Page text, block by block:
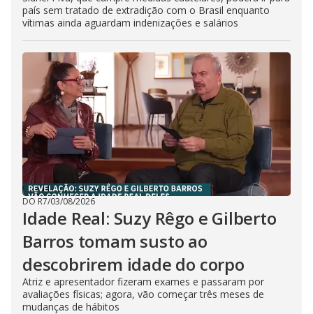
país sem tratado de extradição com o Brasil enquanto
vítimas ainda aguardam indenizações e salários
DO R7/03/08/2026
Idade Real: Suzy Rêgo e Gilberto
Barros tomam susto ao
descobrirem idade do corpo
Atriz e apresentador fizeram exames e passaram por
avaliações físicas; agora, vão começar três meses de
mudanças de hábitos